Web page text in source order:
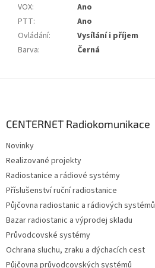
VOX:
Ano
PTT:
Ano
Ovládání:
Vysílání i příjem
Barva: Černá
CENTERNET Radiokomunikace
Novinky
Realizované projekty
Radiostanice a rádiové systémy
Příslušenství ruční radiostanice
Půjčovna radiostanic a rádiových systémů
Bazar radiostanic a výprodej skladu
Průvodcovské systémy
Ochrana sluchu, zraku a dýchacích cest
Půjčovna průvodcovských systémů